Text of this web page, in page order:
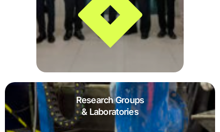
Research Groups
& Laboratories